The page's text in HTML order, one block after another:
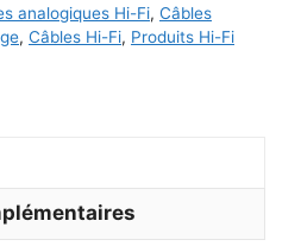
analogiques Hi-Fi, Câbles
, Câbles Hi-Fi, Produits Hi-Fi